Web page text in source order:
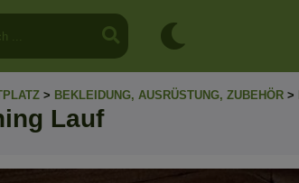
> BEKLEIDUNG, AUSRÜSTUNG, ZUBEHÖR >
Lauf